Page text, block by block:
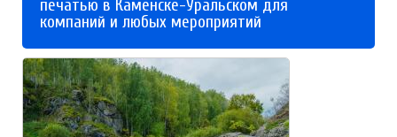
печатью в Каменске-Уральском для
компаний и любых мероприятий